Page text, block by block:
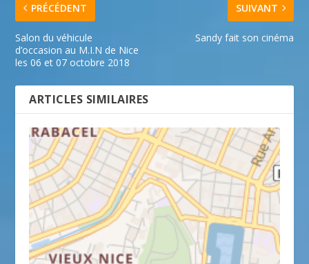
PRÉCÉDENT
Salon du véhicule
d’occasion au M.I.N de Nice
les 06 et 07 octobre 2018
SUIVANT
Sandy fait son cinéma
ARTICLES SIMILAIRES